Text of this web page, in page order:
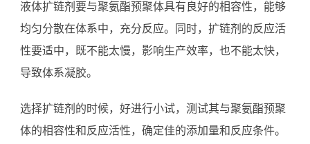
液体扩链剂要与聚氨酯预聚体具有良好的相容性，能够
均匀分散在体系中，充分反应。同时，扩链剂的反应活
性要适中，既不能太慢，影响生产效率，也不能太快，
导致体系凝胶。
选择扩链剂的时候，好进行小试，测试其与聚氨酯预聚
体的相容性和反应活性，确定佳的添加量和反应条件。